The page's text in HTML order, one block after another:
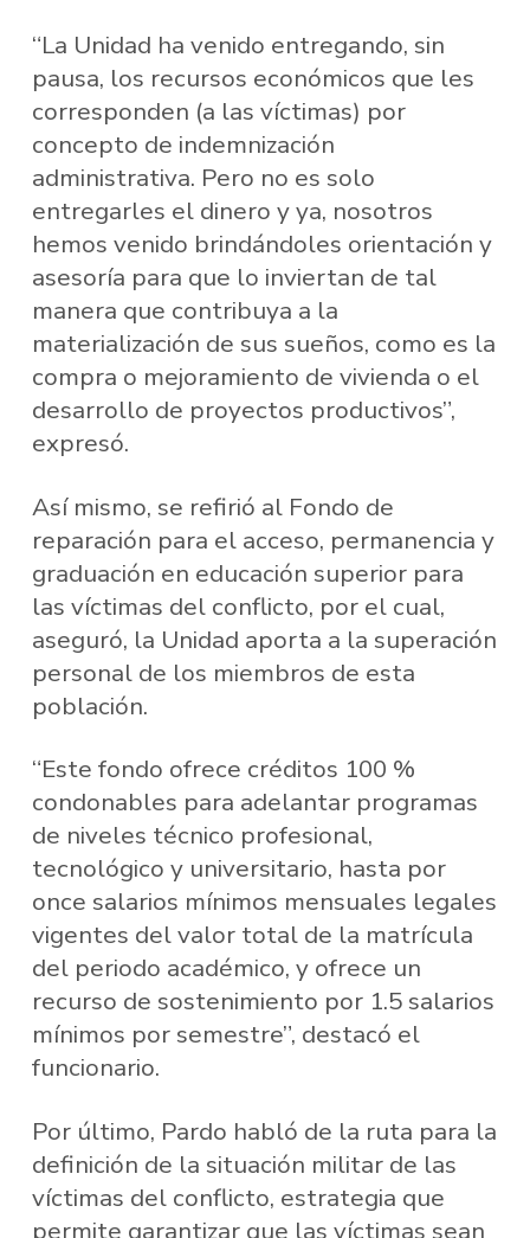
“La Unidad ha venido entregando, sin
pausa, los recursos económicos que les
corresponden (a las víctimas) por
concepto de indemnización
administrativa. Pero no es solo
entregarles el dinero y ya, nosotros
hemos venido brindándoles orientación y
asesoría para que lo inviertan de tal
manera que contribuya a la
materialización de sus sueños, como es la
compra o mejoramiento de vivienda o el
desarrollo de proyectos productivos”,
expresó.
Así mismo, se refirió al Fondo de
reparación para el acceso, permanencia y
graduación en educación superior para
las víctimas del conflicto, por el cual,
aseguró, la Unidad aporta a la superación
personal de los miembros de esta
población.
“Este fondo ofrece créditos 100 %
condonables para adelantar programas
de niveles técnico profesional,
tecnológico y universitario, hasta por
once salarios mínimos mensuales legales
vigentes del valor total de la matrícula
del periodo académico, y ofrece un
recurso de sostenimiento por 1.5 salarios
mínimos por semestre”, destacó el
funcionario.
Por último, Pardo habló de la ruta para la
definición de la situación militar de las
víctimas del conflicto, estrategia que
permite garantizar que las víctimas sean